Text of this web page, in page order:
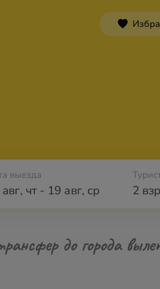
выезда
, чт- 19 авг, ср 2
до города